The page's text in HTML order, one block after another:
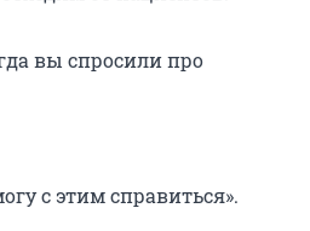
вы спросили про
с этим справиться».